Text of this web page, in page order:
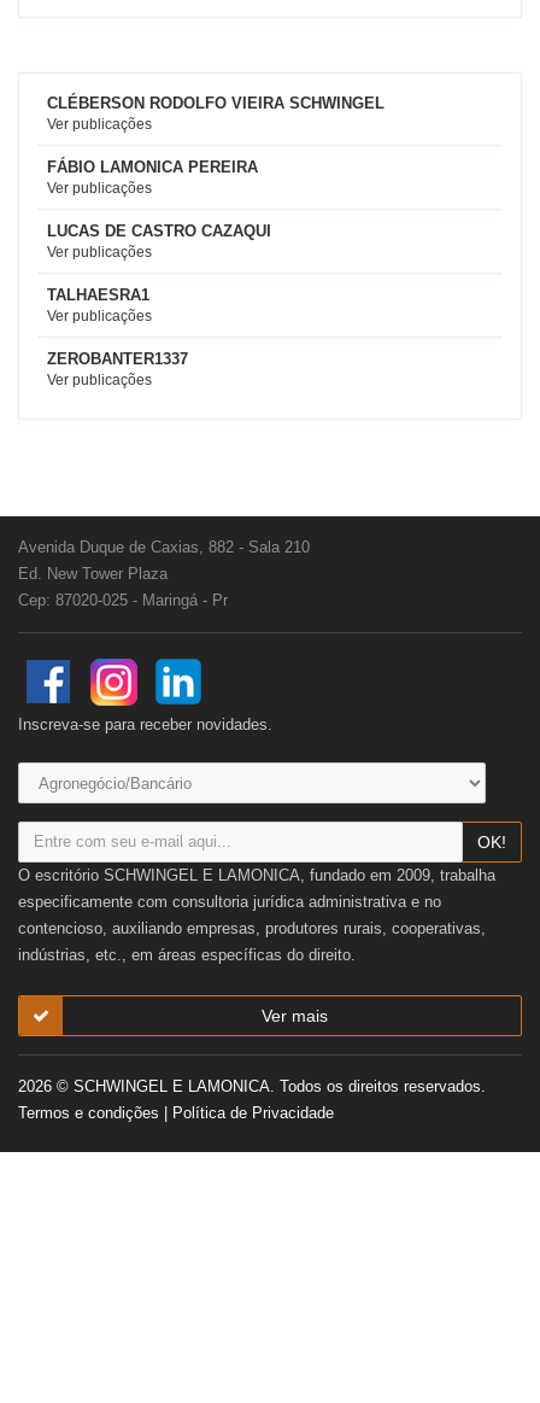
CLÉBERSON RODOLFO VIEIRA SCHWINGEL
Ver publicações
FÁBIO LAMONICA PEREIRA
Ver publicações
LUCAS DE CASTRO CAZAQUI
Ver publicações
TALHAESRA1
Ver publicações
ZEROBANTER1337
Ver publicações
Avenida Duque de Caxias, 882 - Sala 210
Ed. New Tower Plaza
Cep: 87020-025 - Maringá - Pr
Inscreva-se para receber novidades.
OK!
O escritório SCHWINGEL E LAMONICA, fundado em 2009, trabalha
especificamente com consultoria jurídica administrativa e no
contencioso, auxiliando empresas, produtores rurais, cooperativas,
indústrias, etc., em áreas específicas do direito.
Ver mais
2026 © SCHWINGEL E LAMONICA. Todos os direitos reservados.
Termos e condições | Política de Privacidade